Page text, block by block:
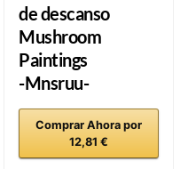
de descanso
Mushroom
Paintings
-Mnsruu-
Comprar Ahora por
12,81 €